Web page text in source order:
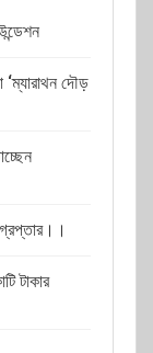
‘ম্যারাথন দৌড়
টাকার